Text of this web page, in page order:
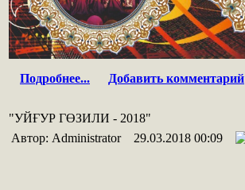
Подробнее... Добавить комментарий
"УЙҒУР ГӨЗИЛИ - 2018"
Автор: Administrator
29.03.2018 00:09